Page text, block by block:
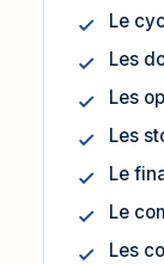
Le
Les
Les
Les
Le
Le
Les